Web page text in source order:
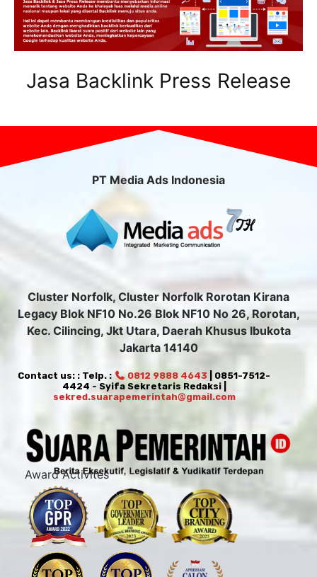
Jasa Backlink Press Release
PT Media Ads Indonesia
Cluster Norfolk, Cluster Norfolk Rorotan Kirana
Legacy Blok NF10 No.26 Blok NF10 No 26, Rorotan,
Kec. Cilincing, Jkt Utara, Daerah Khusus Ibukota
Jakarta 14140
Contact us: : Telp. : 0812 9888 4643 | 0851-7512-
4424 - Syifa Sekretaris Redaksi |
sekred.suarapemerintah@gmail.com
Award Activites